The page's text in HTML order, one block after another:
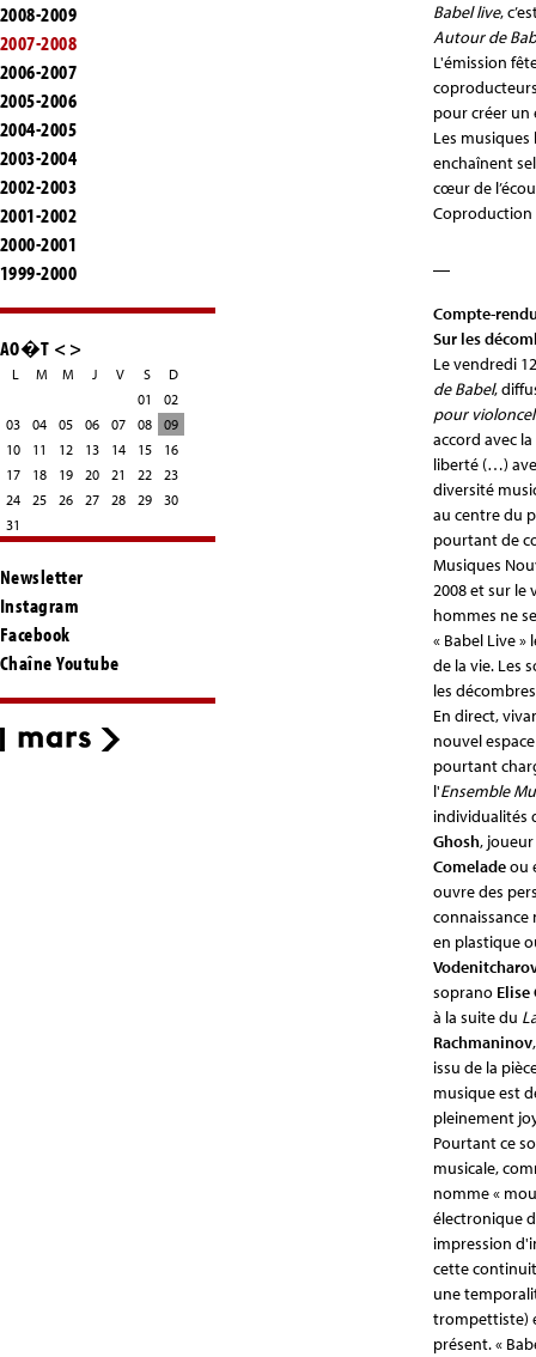
2008-2009
2007-2008
2006-2007
2005-2006
2004-2005
2003-2004
2002-2003
2001-2002
2000-2001
1999-2000
AO�T <>
L M M J V S
D
01
02
03
04 05 06 07 08
09
10
11 12 13 14 15
16
17
18 19 20 21 22
23
24
25 26 27 28 29
30
31
Newsletter
Instagram
Facebook
Chaîne Youtube
Babel live,
Autour de
L'émission
pour créer un
Les musiques
enchaînent
cœur de
Coproduction
Compte-
Sur les
Le vendredi
de Babel,
pour
accord avec
liberté (…)
diversité
au centre du
pourtant de
Musiques
2008 et sur le
hommes ne
« Babel Live
de la vie. Les
les
En direct,
nouvel
pourtant
l'Ensemble
individualités
Ghosh,
Comeladeou
ouvre des
en plastique
soprano Elise
à la suite du
Rachmaninov
issu de la
musique est
pleinement
Pourtant ce
musicale,
nomme «
électronique
impression
cette
une
trompettiste)
présent. «